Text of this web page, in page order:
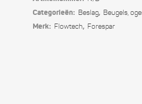
het
zeevast
Categorieën: Beslag, Beugels,
Merk: Flowtech, Forespar